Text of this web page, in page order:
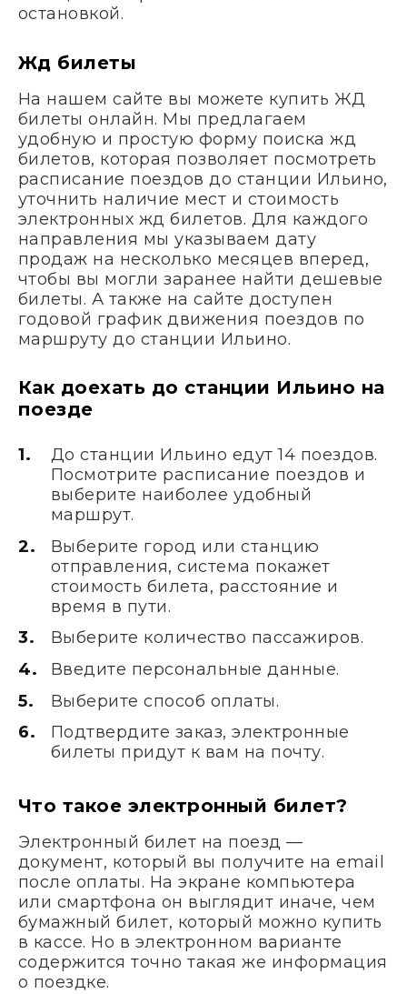
остановкой.
Жд билеты
На нашем сайте вы можете купить ЖД
билеты онлайн. Мы предлагаем
удобную и простую форму поиска жд
билетов, которая позволяет посмотреть
расписание поездов до станции Ильино,
уточнить наличие мест и стоимость
электронных жд билетов. Для каждого
направления мы указываем дату
продаж на несколько месяцев вперед,
чтобы вы могли заранее найти дешевые
билеты. А также на сайте доступен
годовой график движения поездов по
маршруту до станции Ильино.
Как доехать до станции Ильино на
поезде
До станции Ильино едут 14 поездов.
Посмотрите расписание поездов и
выберите наиболее удобный
маршрут.
Выберите город или станцию
отправления, система покажет
стоимость билета, расстояние и
время в пути.
Выберите количество пассажиров.
Введите персональные данные.
Выберите способ оплаты.
Подтвердите заказ, электронные
билеты придут к вам на почту.
Что такое электронный билет?
Электронный билет на поезд —
документ, который вы получите на email
после оплаты. На экране компьютера
или смартфона он выглядит иначе, чем
бумажный билет, который можно купить
в кассе. Но в электронном варианте
содержится точно такая же информация
о поездке.